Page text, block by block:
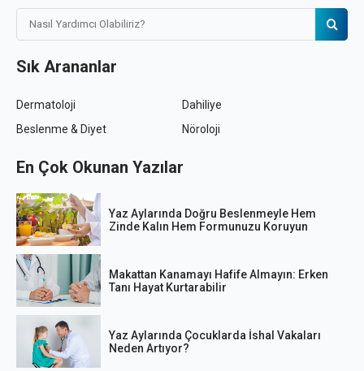
Sık Arananlar
Dermatoloji
Dahiliye
Beslenme & Diyet
Nöroloji
En Çok Okunan Yazılar
Yaz Aylarında Doğru Beslenmeyle Hem
Zinde Kalın Hem Formunuzu Koruyun
Makattan Kanamayı Hafife Almayın: Erken
Tanı Hayat Kurtarabilir
Yaz Aylarında Çocuklarda İshal Vakaları
Neden Artıyor?